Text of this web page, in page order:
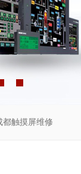
都触摸屏维修